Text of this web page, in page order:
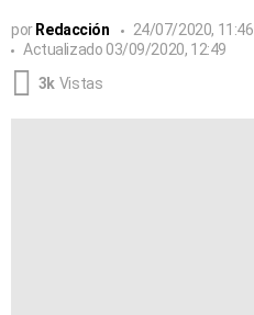
por Redacción
24/07/2020, 11:46
Actualizado 03/09/2020, 12:49
3k Vistas